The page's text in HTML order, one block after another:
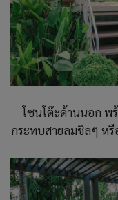
โซนโต๊ะด้านนอก พ
กระทบสายลมชิลๆ หรื